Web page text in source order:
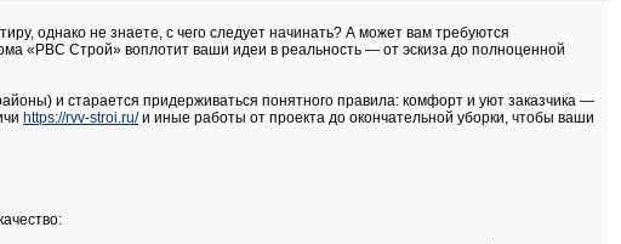
однако не знаете, с чего следует начинать? А может вам требуются
«РВС Строй» воплотит ваши идеи в реальность — от эскиза до полноценной
и старается придерживаться понятного правила: комфорт и уют заказчика —
https://rvv-stroi.ru/и иные работы от проекта до окончательной уборки, чтобы ваши